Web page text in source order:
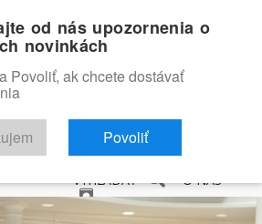
TRAILERY FILMOVÁ DATABÁZA
VYHĽADAŤ O NÁS
od nás upozornenia o
novinkách
Povoliť, ak chcete dostávať
Povoliť